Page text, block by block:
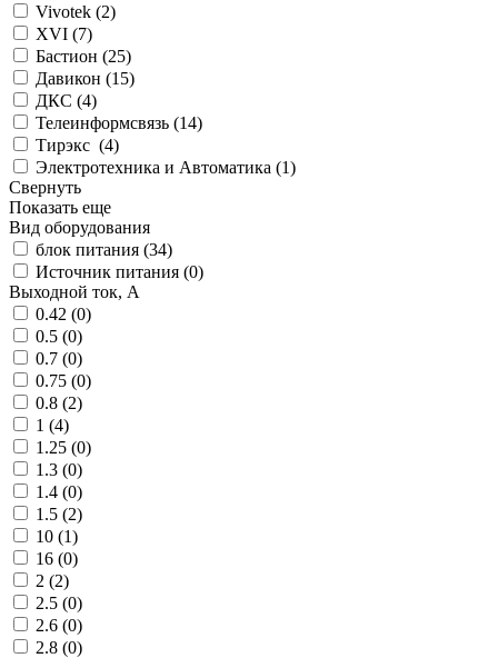
Vivotek (2)
XVI (7)
Бастион (25)
Давикон (15)
ДКС (4)
Телеинформсвязь (14)
Тирэкс (4)
Электротехника и Автоматика (1)
Свернуть
Показать еще
Вид оборудования
блок питания (34)
Источник питания (0)
Выходной ток, А
0.42 (0)
0.5 (0)
0.7 (0)
0.75 (0)
0.8 (2)
1 (4)
1.25 (0)
1.3 (0)
1.4 (0)
1.5 (2)
10 (1)
16 (0)
2 (2)
2.5 (0)
2.6 (0)
2.8 (0)